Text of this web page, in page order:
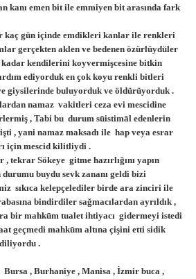
kanı emen bit ile emmiyen bit arasında fark
kaç gün içinde emdikleri kanlar ile renkleri
gerçekten aklen ve bedenen özürlüydüler
kendilerini koyvermişcesine bitkin
ediyorduk en çok koyu renkli bitleri
giysilerinde buluyorduk ve öldürüyorduk .
namaz vakitleri ceza evi mescidine
, Tabi bu durum sūistimāl edenlerin
, yani namaz maksadı ile hap veya esrar
için mescid kilitliydi .
tekrar Sökeye gitme hazırlığını yapın
durumu buydu sevk zananı geldi bizi
sıkıca kelepçelediler birde ara zinciri ile
bindirdiler sağmacılardan ayrıldık ,
bir mahkūm tualet ihtiyacı gidermeyi istedi
geçmedi mahkūm altına çişini etti sidik
.
, Burhaniye , Manisa , İzmir buca ,